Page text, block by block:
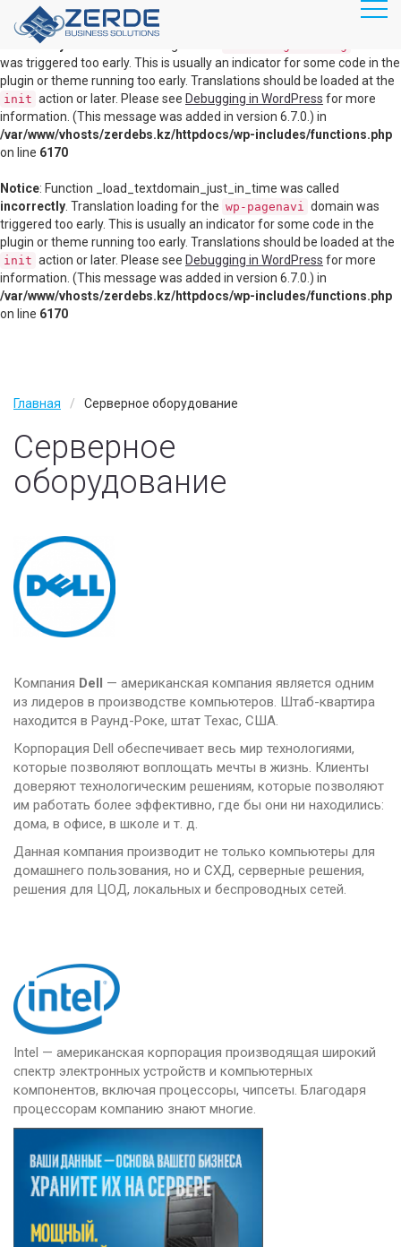
Notice: Function _load_textdomain_just_in_time was called
incorrectly
was triggered too early. This is usually an indicator for some code in the
plugin or theme running too early. Translations should be loaded at the
init action or later. Please see Debugging in WordPress for more
information. (This message was added in version 6.7.0.) in
/var/www/vhosts/zerdebs.kz/httpdocs/wp-includes/functions.php
on line 6170
Notice: Function _load_textdomain_just_in_time was called
incorrectly . Translation loading for the wp-pagenavi domain was
triggered too early. This is usually an indicator for some code in the
plugin or theme running too early. Translations should be loaded at the
init action or later. Please see Debugging in WordPress for more
information. (This message was added in version 6.7.0.) in
/var/www/vhosts/zerdebs.kz/httpdocs/wp-includes/functions.php
on line 6170
Главная
Продукты
Маршрутизация, коммутация
Информационная безопасность
Видеоконференц связь
Серверное оборудование
Системы хранения данных
Veeam
Услуги
IT аудит
IT аутсорсинг
Тех. поддержка
Наши заказчики
О компании
Наши партнеры
Вакансии
Контакты
Политика конфиденциальности
vSAN
Главная Серверное оборудование
Серверное
оборудование
Компания Dell — американская компания является одним
из лидеров в производстве компьютеров. Штаб-квартира
находится в Раунд-Роке, штат Техас, США.
Корпорация Dell обеспечивает весь мир технологиями,
которые позволяют воплощать мечты в жизнь. Клиенты
доверяют технологическим решениям, которые позволяют
им работать более эффективно, где бы они ни находились:
дома, в офисе, в школе и т. д.
Данная компания производит не только компьютеры для
домашнего пользования, но и СХД, серверные решения,
решения для ЦОД, локальных и беспроводных сетей.
Intel — американская корпорация производящая широкий
спектр электронных устройств и компьютерных
компонентов, включая процессоры, чипсеты. Благодаря
процессорам компанию знают многие.